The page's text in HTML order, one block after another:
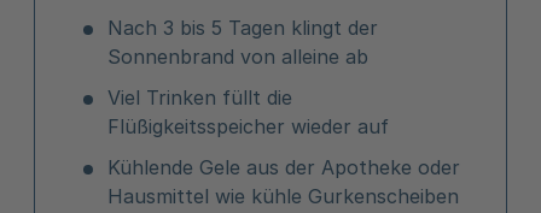
Nach 3 bis 5 Tagen klingt der
Sonnenbrand von alleine ab
Viel Trinken füllt die
Flüßigkeitsspeicher wieder auf
Kühlende Gele aus der Apotheke oder
Hausmittel wie kühle Gurkenscheiben